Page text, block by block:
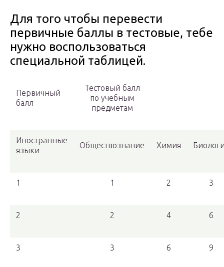
Для того чтобы перевести
первичные баллы в тестовые, тебе
нужно воспользоваться
специальной таблицей.
Первичный
балл
Тестовый балл
по учебным
предметам
Иностранные
языки
Обществознание Химия
1 1 2 3
2 2 4 6
3 3 6 9